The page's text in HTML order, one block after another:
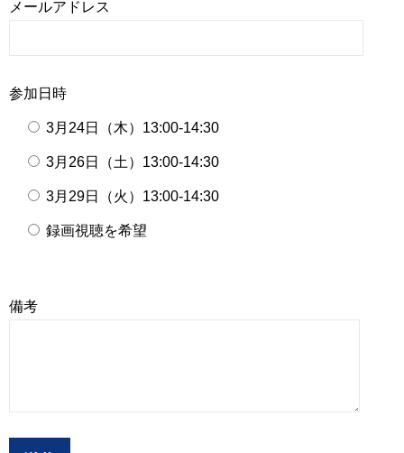
メールアドレス
参加日時
3月24日（木）13:00-14:30
3月26日（土）13:00-14:30
3月29日（火）13:00-14:30
録画視聴を希望
備考